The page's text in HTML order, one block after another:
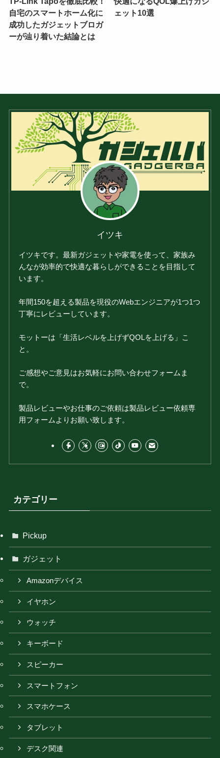
自宅のスマートホーム化に
成功したガジェットブロガ
ーが辿り着いた結論とは
ェット10選
イツキ
イツキです。最新ガジェットや家電を使って、家族み
んなが効率的で快適な暮らしができることを目指して
います。
年間150を超える製品を現役のWebエンジニアが1つ1つ
丁寧にレビューしています。
モットーは「生活レベルを上げずQOLを上げる」こ
と。
ご感想やご意見はお気軽にお問い合わせフォームま
で。
製品レビューやお仕事のご依頼は製品レビュー依頼専
用フォームよりお願い致します。
カテゴリー
Pickup
ガジェット
Amazonデバイス
イヤホン
ウォッチ
キーボード
スピーカー
スマートフォン
スマホケース
タブレット
デスク関連